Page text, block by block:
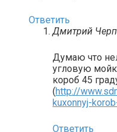
Ответить
Дмитрий
Думаю что
угловую
короб 45
(http://
kuxonnyj-
Ответить